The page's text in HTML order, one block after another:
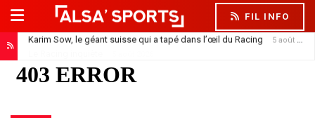
FIL INFO
Le Racing inquiète 5 août 2026